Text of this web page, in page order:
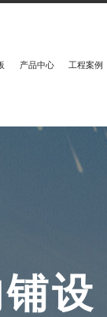
产品中心 工程案例
铺设